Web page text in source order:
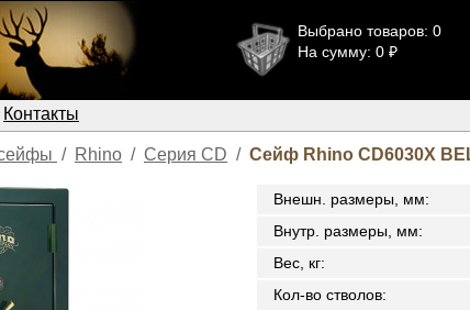
Выбрано товаров: 0
На сумму: 0 ₽
Контакты
/ Rhino / Серия CD / Сейф Rhino CD6030X
Внешн. размеры, мм:
Внутр. размеры, мм:
Вес, кг:
Кол-во стволов: